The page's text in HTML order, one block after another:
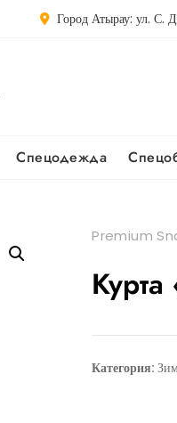
Город Атырау: ул. С.
Спецодежда
Premium
Категория: